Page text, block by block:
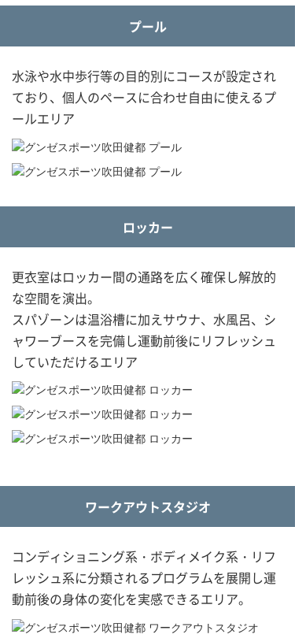
プール
水泳や水中歩行等の目的別にコースが設定され
ており、個人のペースに合わせ自由に使えるプ
ールエリア
ロッカー
更衣室はロッカー間の通路を広く確保し解放的
な空間を演出。
スパゾーンは温浴槽に加えサウナ、水風呂、シ
ャワーブースを完備し運動前後にリフレッシュ
していただけるエリア
ワークアウトスタジオ
コンディショニング系・ボディメイク系・リフ
レッシュ系に分類されるプログラムを展開し運
動前後の身体の変化を実感できるエリア。